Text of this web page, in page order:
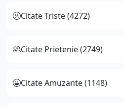
Citate Triste (4272)
Citate Prietenie (2749)
Citate Amuzante (1148)